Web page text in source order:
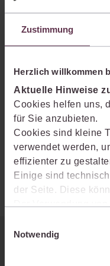
Zustimmung
Herzlich willkommen
Aktuelle Hinweise
Cookies helfen uns,
für Sie anzubieten.
Cookies sind kleine
verwendet werden,
effizienter zu
Einige sind
der Seite. Diese
Der Verwendung
Produkte zu
indem Sie auf
Notwendig
Strafverteidiger
Fundstelle:
StraFo 2024, 41-45
Autoren:
Prof. Dr. Jörg Habetha